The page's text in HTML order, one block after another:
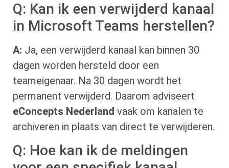
Q: Kan ik een verwijderd kanaal
in Microsoft Teams herstellen?
A: Ja, een verwijderd kanaal kan binnen 30
dagen worden hersteld door een
teameigenaar. Na 30 dagen wordt het
permanent verwijderd. Daarom adviseert
eConcepts Nederland vaak om kanalen te
archiveren in plaats van direct te verwijderen.
Q: Hoe kan ik de meldingen